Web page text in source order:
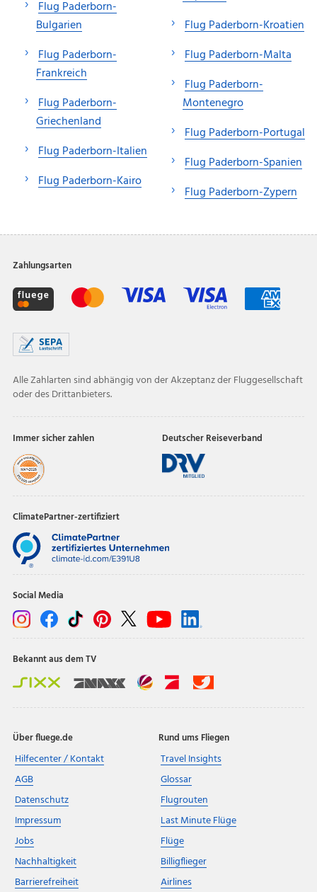
Flug Paderborn-
Bulgarien
Flug Paderborn-
Frankreich
Flug Paderborn-
Griechenland
Flug Paderborn-Italien
Flug Paderborn-Kairo
Flug Paderborn-Kroatien
Flug Paderborn-Malta
Flug Paderborn-
Montenegro
Flug Paderborn-Portugal
Flug Paderborn-Spanien
Flug Paderborn-Zypern